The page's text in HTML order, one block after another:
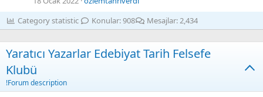
Category statistic
Konular 908 Mesajlar 2,434
Yaratıcı Yazarlar Edebiyat Tarih Felsefe
Klubü
!Forum description